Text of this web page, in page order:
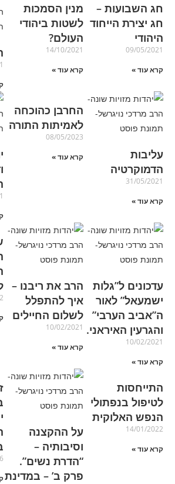
חג השבועות –
חג יצירת הייחוד
היהודי
09/05/2021
קרא עוד »
מנין הסמכות
לשטות ביהודי
העולם?
14/10/2021
קרא עוד »
עליבות
הדמוקרטיה
31/05/2021
קרא עוד »
החרבן כהוכחה
לאמיתות התורה
08/05/2023
קרא עוד »
עדכונים ל”גלות
ישמעאל” לאור
ה”אביב הערבי”
והגרעין האיראני.
10/02/2021
קרא עוד »
הרב את ריבנו –
איך להתפלל
לשלום החיילים
10/02/2021
קרא עוד »
התייחסות
לטיפול בנפתולי
הנפש האלוקית
14/01/2022
קרא עוד »
על ההקצנה
וסיבותיה –
“הדרת נשים”.
פרק ב’ – במדינת